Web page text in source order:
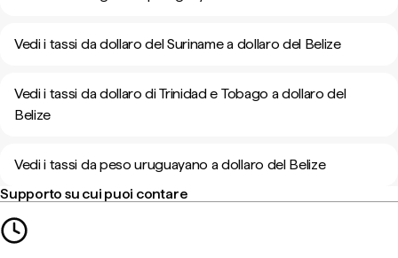
Vedi i tassi da dollaro del Suriname a dollaro del Belize
Vedi i tassi da dollaro di Trinidad e Tobago a dollaro del
Belize
Vedi i tassi da peso uruguayano a dollaro del Belize
Supporto su cui puoi contare